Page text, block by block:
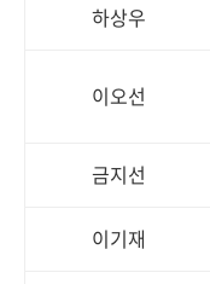
하상우
이오선
금지선
이기재